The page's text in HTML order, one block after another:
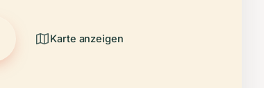
Karte anzeigen